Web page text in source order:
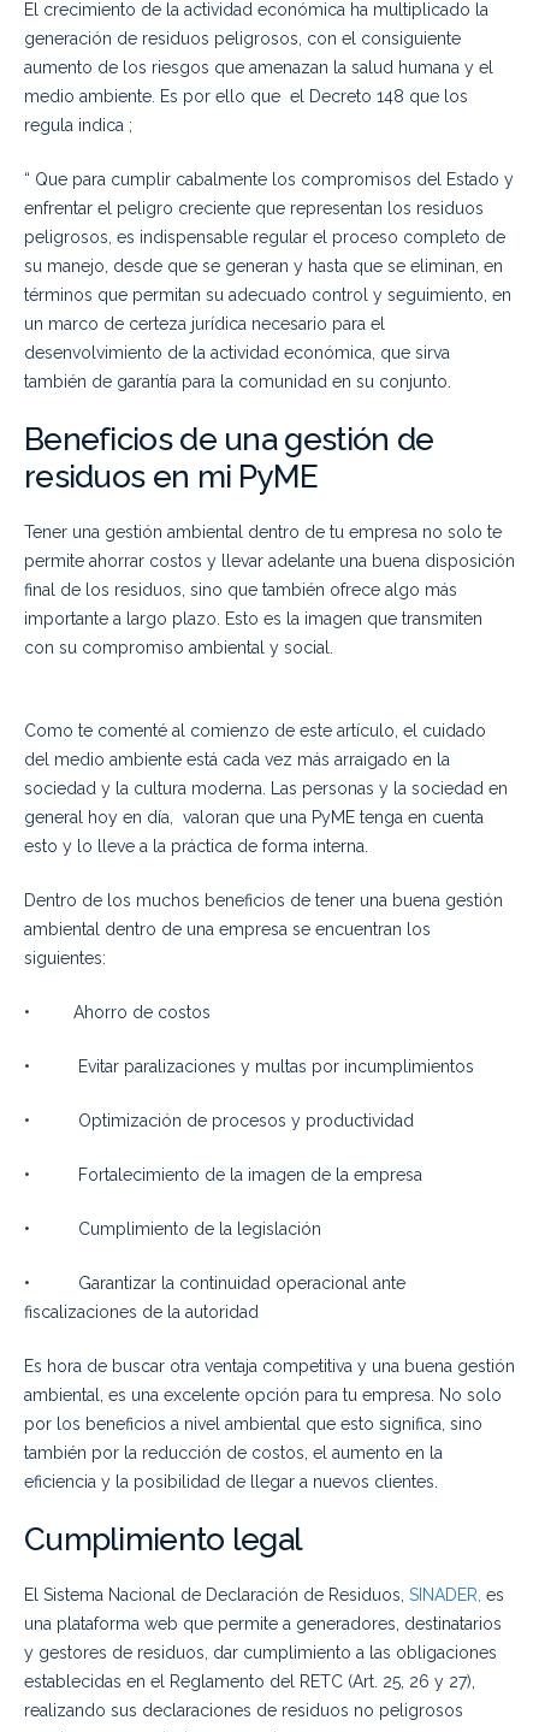
El crecimiento de la actividad económica ha multiplicado la
generación de residuos peligrosos, con el consiguiente
aumento de los riesgos que amenazan la salud humana y el
medio ambiente. Es por ello que el Decreto 148 que los
regula indica ;
“ Que para cumplir cabalmente los compromisos del Estado y
enfrentar el peligro creciente que representan los residuos
peligrosos, es indispensable regular el proceso completo de
su manejo, desde que se generan y hasta que se eliminan, en
términos que permitan su adecuado control y seguimiento, en
un marco de certeza jurídica necesario para el
desenvolvimiento de la actividad económica, que sirva
también de garantía para la comunidad en su conjunto.
Beneficios de una gestión de
residuos en mi PyME
Tener una gestión ambiental dentro de tu empresa no solo te
permite ahorrar costos y llevar adelante una buena disposición
final de los residuos, sino que también ofrece algo más
importante a largo plazo. Esto es la imagen que transmiten
con su compromiso ambiental y social.
Como te comenté al comienzo de este artículo, el cuidado
del medio ambiente está cada vez más arraigado en la
sociedad y la cultura moderna. Las personas y la sociedad en
general hoy en día, valoran que una PyME tenga en cuenta
esto y lo lleve a la práctica de forma interna.
Dentro de los muchos beneficios de tener una buena gestión
ambiental dentro de una empresa se encuentran los
siguientes:
• Ahorro de costos
• Evitar paralizaciones y multas por incumplimientos
• Optimización de procesos y productividad
• Fortalecimiento de la imagen de la empresa
• Cumplimiento de la legislación
• Garantizar la continuidad operacional ante
fiscalizaciones de la autoridad
Es hora de buscar otra ventaja competitiva y una buena gestión
ambiental, es una excelente opción para tu empresa. No solo
por los beneficios a nivel ambiental que esto significa, sino
también por la reducción de costos, el aumento en la
eficiencia y la posibilidad de llegar a nuevos clientes.
Cumplimiento legal
El Sistema Nacional de Declaración de Residuos, SINADER, es
una plataforma web que permite a generadores, destinatarios
y gestores de residuos, dar cumplimiento a las obligaciones
establecidas en el Reglamento del RETC (Art. 25, 26 y 27),
realizando sus declaraciones de residuos no peligrosos